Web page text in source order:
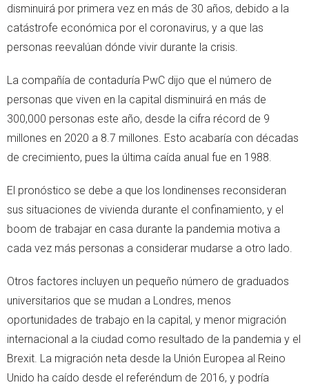
disminuirá por primera vez en más de 30 años, debido a la
catástrofe económica por el coronavirus, y a que las
personas reevalúan dónde vivir durante la crisis.
La compañía de contaduría PwC dijo que el número de
personas que viven en la capital disminuirá en más de
300,000 personas este año, desde la cifra récord de 9
millones en 2020 a 8.7 millones. Esto acabaría con décadas
de crecimiento, pues la última caída anual fue en 1988.
El pronóstico se debe a que los londinenses reconsideran
sus situaciones de vivienda durante el confinamiento, y el
boom de trabajar en casa durante la pandemia motiva a
cada vez más personas a considerar mudarse a otro lado.
Otros factores incluyen un pequeño número de graduados
universitarios que se mudan a Londres, menos
oportunidades de trabajo en la capital, y menor migración
internacional a la ciudad como resultado de la pandemia y el
Brexit. La migración neta desde la Unión Europea al Reino
Unido ha caído desde el referéndum de 2016, y podría